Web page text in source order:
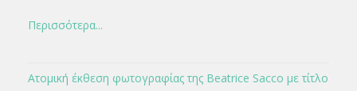
Περισσότερα...
Ατομική έκθεση φωτογραφίας της Beatrice Sacco με τίτλο